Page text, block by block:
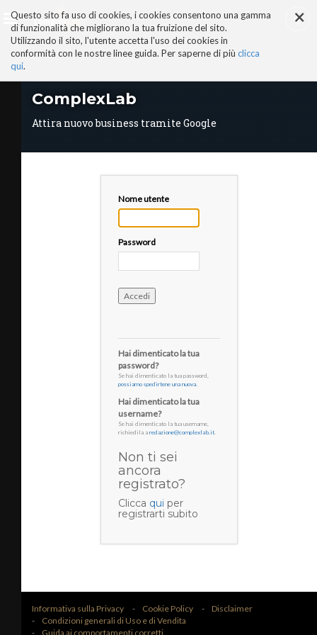
PERCHÉ COMPLEXLAB
ADVISORY BOARD
COMPLEXLAB PARTNER
×
Questo sito fa uso di cookies, i cookies consentono una gamma
di funzionalità che migliorano la tua fruizione del sito.
Utilizzando il sito, l'utente accetta l'uso dei cookies in
conformità con le nostre linee guida. Per saperne di più clicca
qui.
ComplexLab
Attira nuovo business tramite Google
Nome utente
Password
Hai dimenticato la tua
password?
Se hai dimenticato la tua password,
possiamo spedirtene una nuova.
Hai dimenticato la tua
username?
Se hai dimenticato la tua username,
richiedila a redazione@complexlab.it.
Non ti sei
ancora
registrato?
Clicca qui per
registrarti subito
Informativa sulla Privacy Cookie Policy
Disclaimer
Condizioni generali di Uso e di Vendita
Guida ai comportamenti corretti